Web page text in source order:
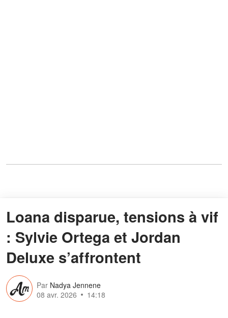
Loana disparue, tensions à vif
: Sylvie Ortega et Jordan
Deluxe s’affrontent
Par Nadya Jennene
08 avr. 2026
14:18